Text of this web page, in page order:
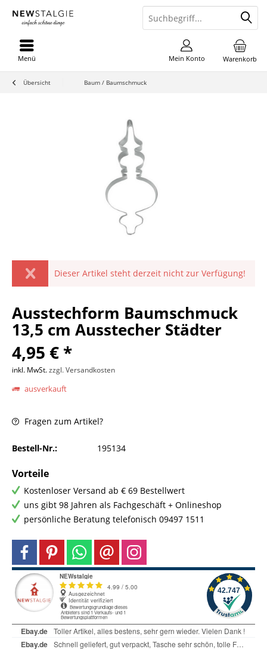
Warenkorb
Mein Konto
Menü
Übersicht Baum / Baumschmuck
Dieser Artikel steht derzeit nicht zur Verfügung!
Ausstechform Baumschmuck
13,5 cm Ausstecher Städter
4,95 € *
inkl. MwSt.zzgl. Versandkosten
ausverkauft
Fragen zum Artikel?
Bestell-Nr.: 195134
Vorteile
Kostenloser Versand ab € 69 Bestellwert
uns gibt 98 Jahren als Fachgeschäft + Onlineshop
persönliche Beratung telefonisch 09497 1511